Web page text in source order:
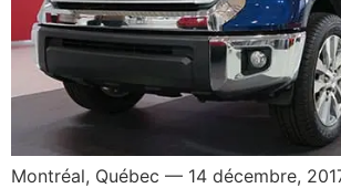
Montréal, Québec — 14 décembre,